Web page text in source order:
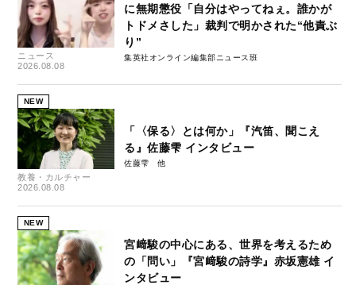
ニュース
2026.08.08
に無期懲役「自分はやってねぇ。誰かが
トドメさした」裁判で明かされた“他責ぶ
り”
集英社オンライン編集部ニュース班
NEW
教養・カルチャー
2026.08.08
「〈保る〉とは何か」『汽笛、聞こえ
る』佐藤雫 インタビュー
佐藤雫
NEW
宮﨑駿の中心にある、世界を考えるため
の「問い」『宮﨑駿の詩学』赤坂憲雄 イ
ンタビュー